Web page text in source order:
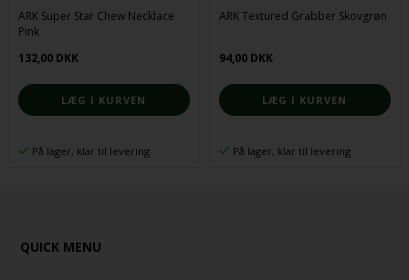
ARK Super Star Chew Necklace
Pink
132,00 DKK
På lager, klar til levering
ARK Textured Grabber Skovgrøn
94,00 DKK
På lager, klar til levering
QUICK MENU